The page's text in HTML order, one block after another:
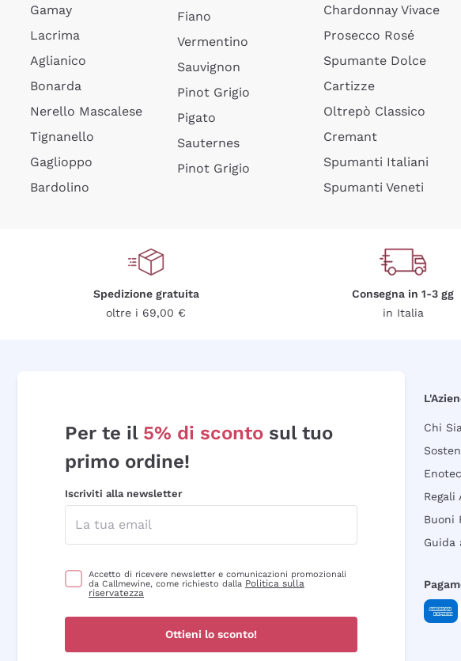
Gamay
Lacrima
Aglianico
Bonarda
Nerello Mascalese
Tignanello
Gaglioppo
Bardolino
Fiano
Vermentino
Sauvignon
Pinot Grigio
Pigato
Sauternes
Pinot Grigio
Chardonnay Vivace
Prosecco Rosé
Spumante Dolce
Cartizze
Oltrepò Classico
Cremant
Spumanti Italiani
Spumanti Veneti
Spedizione gratuita
oltre i 69,00 €
Consegna in 1-3 gg
in Italia
Per te il 5% di sconto sul tuo
primo ordine!
Iscriviti alla newsletter
Accetto di ricevere newsletter e comunicazioni promozionali
da Callmewine, come richiesto dalla Politica sulla
riservatezza
Ottieni lo sconto!
Chi
Regali
Buoni
Guida